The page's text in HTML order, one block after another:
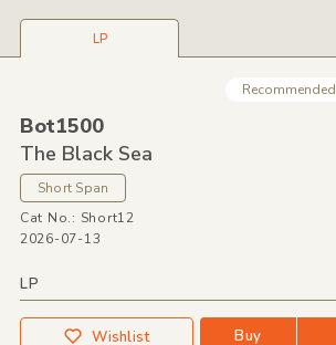
LP
Recommended
Bot1500
The Black Sea
Short Span
Cat No.: Short12
2026-07-13
LP
Wishlist Buy